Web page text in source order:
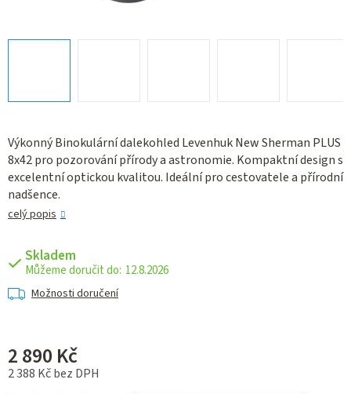
Výkonný Binokulární dalekohled Levenhuk New Sherman PLUS
8x42 pro pozorování přírody a astronomie. Kompaktní design s
excelentní optickou kvalitou. Ideální pro cestovatele a přírodní
nadšence.
celý popis
Skladem
12.8.2026
Možnosti doručení
2 890 Kč
2 388 Kč bez DPH